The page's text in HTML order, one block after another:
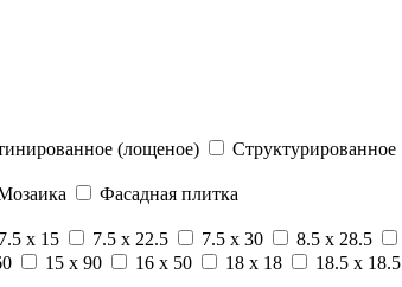
(лощеное)
Структурированное
Фасадная плитка
7.5 x 15 7.5 x 22.5 7.5 x 30 8.5 x 28.5
15 x 90 16 x 50 18 x 18 18.5 x 18.5